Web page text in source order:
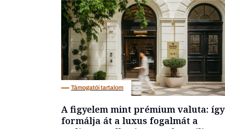
Támogatói tartalom
A figyelem mint prémium valuta: így
formálja át a luxus fogalmát a